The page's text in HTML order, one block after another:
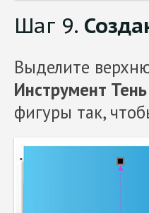
Шаг 9.
Выделите
Инструмент
фигуры так,